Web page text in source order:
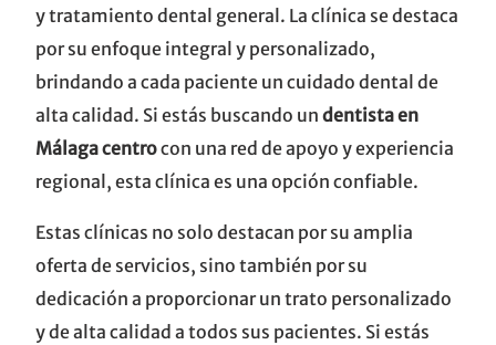
y tratamiento dental general. La clínica se destaca
por su enfoque integral y personalizado,
brindando a cada paciente un cuidado dental de
alta calidad. Si estás buscando un dentista en
Málaga centrocon una red de apoyo y experiencia
regional, esta clínica es una opción confiable.
Estas clínicas no solo destacan por su amplia
oferta de servicios, sino también por su
dedicación a proporcionar un trato personalizado
y de alta calidad a todos sus pacientes. Si estás